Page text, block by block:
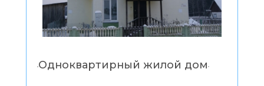
“Одноквартирный жилой дом ”